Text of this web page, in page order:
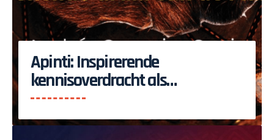
Apinti: Inspirerende
kennisoverdracht als
totaalbeleving